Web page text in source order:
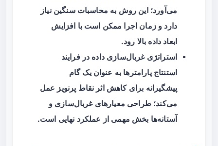
می‌آورد؛ این روش به محاسبات سنگین نیاز
دارد و زمان اجرا ممکن است با افزایش
ابعاد داده بالا رود.
استراتژی غربال‌سازی داده در فرایند
استنتاج پارامترها به عنوان یک گام
پیشگیرانه برای کاهش اثر نقاط پرنویز عمل
می‌کند؛ طراحی معیارهای غربال‌سازی و
آستانه‌ها بخش مهمی از عملکرد نهایی است.